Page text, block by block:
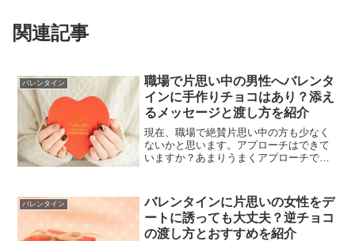
関連記事
バレンタイン
職場で片思い中の男性へバレンタ
インに手作りチョコはあり？添え
るメッセージと渡し方を紹介
現在、職場で絶賛片思い中の方も少なく
ないかと思います。アプローチはできて
いますか？あまりうまくアプローチでき
や、先輩、同僚、後輩にバレンタインに
チョコをお考えだったりしま...
バレンタイン
バレンタインに片思いの女性をデ
ートに誘っても大丈夫？逆チョコ
の渡し方とおすすめを紹介